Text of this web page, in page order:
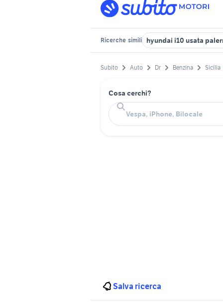
Ricerche simili hyundai i10 usata
Subito Auto Dr Benzina Sicilia
Cosa cerchi?
Salva ricerca